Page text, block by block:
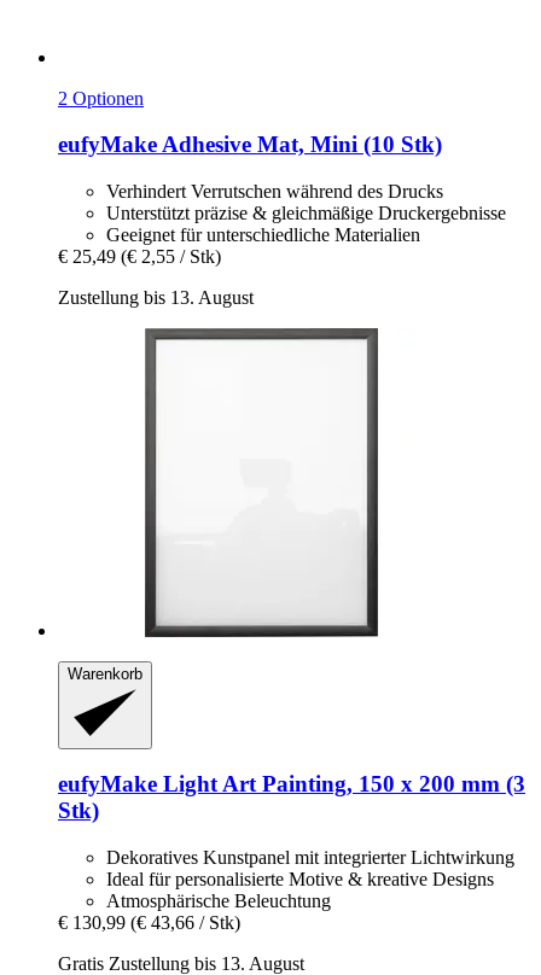
2 Optionen
eufyMakeAdhesive Mat, Mini (10 Stk)
Verhindert Verrutschen während des Drucks
Unterstützt präzise & gleichmäßige Druckergebnisse
Geeignet für unterschiedliche Materialien
€ 25,49 (€ 2,55 / Stk)
Zustellung bis 13. August
Warenkorb
eufyMake Light Art Painting, 150 x 200 mm (3
Stk)
Dekoratives Kunstpanel mit integrierter Lichtwirkung
Ideal für personalisierte Motive & kreative Designs
Atmosphärische Beleuchtung
€ 130,99 (€ 43,66 / Stk)
Gratis Zustellung bis 13. August